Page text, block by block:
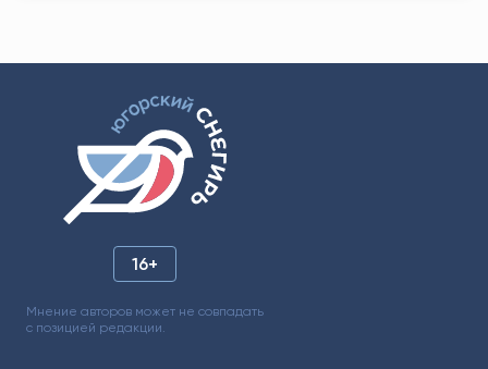
16+
Мнение авторов может не совпадать
с позицией редакции.